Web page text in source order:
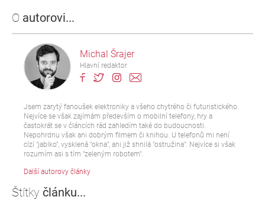
O autorovi...
Michal Šrajer
Hlavní redaktor
Jsem zarytý fanoušek elektroniky a všeho chytrého či futuristického.
Nejvíce se však zajímám především o mobilní telefony, hry a
častokrát se v článcích rád zahledím také do budoucnosti.
Nepohrdnu však ani dobrým filmem či knihou. U telefonů mi není
cízí "jablko", vysklená "okna", ani již shnilá "ostružina". Nejvíce si však
rozumím asi s tím "zeleným robotem".
Další autorovy články
Štítky článku...